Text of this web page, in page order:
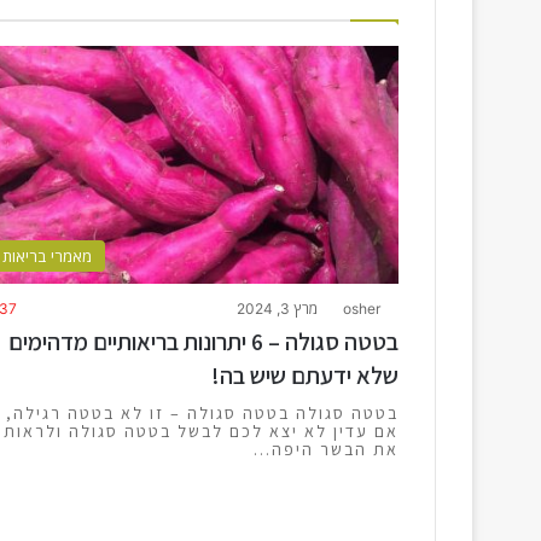
מאמרי בריאות
osher מרץ 3, 2024
בטטה סגולה – 6 יתרונות בריאותיים מדהימים
שלא ידעתם שיש בה!
בטטה סגולה בטטה סגולה – זו לא בטטה רגילה,
אם עדין לא יצא לכם לבשל בטטה סגולה ולראות
את הבשר היפה…